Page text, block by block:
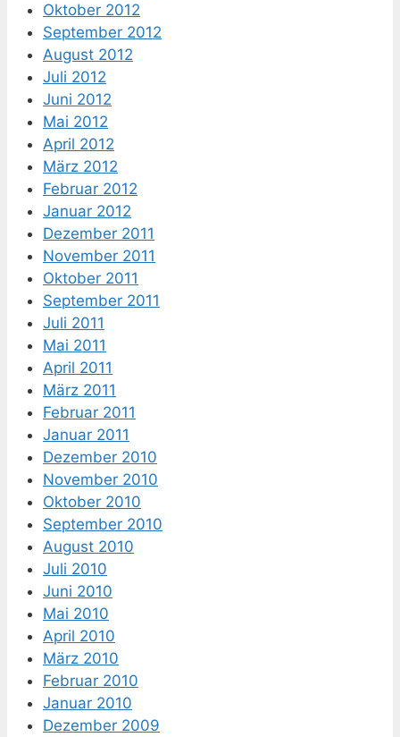
Oktober 2012
September 2012
August 2012
Juli 2012
Juni 2012
Mai 2012
April 2012
März 2012
Februar 2012
Januar 2012
Dezember 2011
November 2011
Oktober 2011
September 2011
Juli 2011
Mai 2011
April 2011
März 2011
Februar 2011
Januar 2011
Dezember 2010
November 2010
Oktober 2010
September 2010
August 2010
Juli 2010
Juni 2010
Mai 2010
April 2010
März 2010
Februar 2010
Januar 2010
Dezember 2009